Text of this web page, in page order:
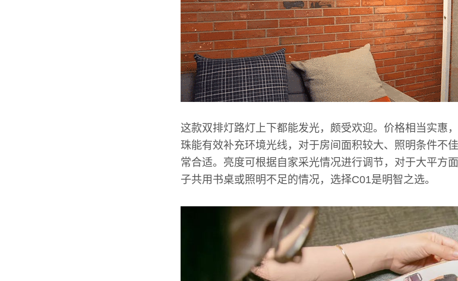
这款双排灯路灯上下都能发光，颇受欢迎。价格相当实惠
珠能有效补充环境光线，对于房间面积较大、照明条件不
常合适。亮度可根据自家采光情况进行调节，对于大平方
子共用书桌或照明不足的情况，选择C01是明智之选。